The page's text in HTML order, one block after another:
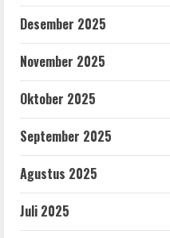
Desember 2025
November 2025
Oktober 2025
September 2025
Agustus 2025
Juli 2025